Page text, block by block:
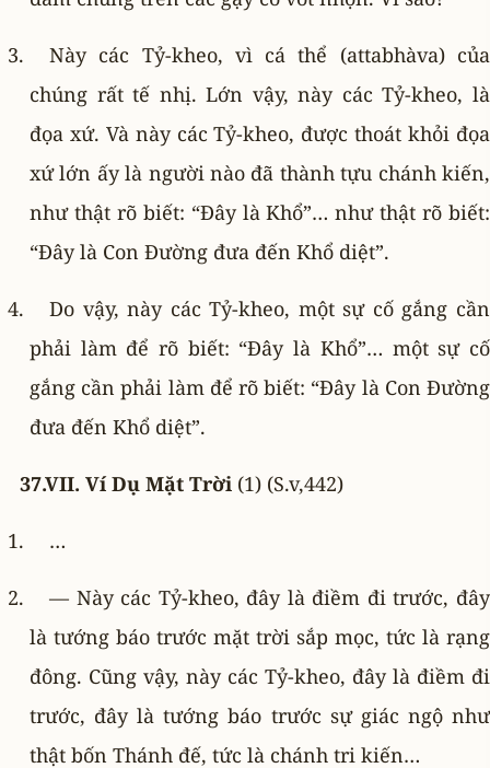
Này các Tỷ-kheo, vì cá thể (attabhàva) của
chúng rất tế nhị. Lớn vậy, này các Tỷ-kheo, là
đọa xứ. Và này các Tỷ-kheo, được thoát khỏi đọa
xứ lớn ấy là người nào đã thành tựu chánh kiến,
như thật rõ biết: “Ðây là Khổ”… như thật rõ biết:
“Ðây là Con Ðường đưa đến Khổ diệt”.
Do vậy, này các Tỷ-kheo, một sự cố gắng cần
phải làm để rõ biết: “Ðây là Khổ”… một sự cố
gắng cần phải làm để rõ biết: “Ðây là Con Ðường
đưa đến Khổ diệt”.
37.VII. Ví Dụ Mặt Trời (1) (S.v,442)
…
— Này các Tỷ-kheo, đây là điềm đi trước, đây
là tướng báo trước mặt trời sắp mọc, tức là rạng
đông. Cũng vậy, này các Tỷ-kheo, đây là điềm đi
trước, đây là tướng báo trước sự giác ngộ như
thật bốn Thánh đế, tức là chánh tri kiến…